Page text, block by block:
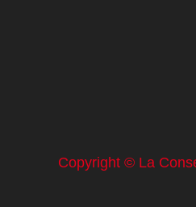
Copyright © La